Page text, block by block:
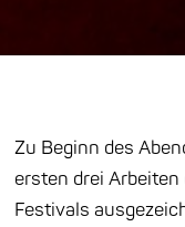
Zu Beginn des
ersten drei
Festivals